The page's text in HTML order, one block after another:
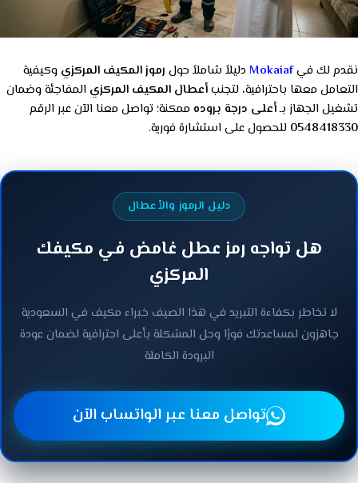
نقدم لك فيMokaiaf دليلاً شاملاً حول رموز المكيف المركزي وكيفية
التعامل معها باحترافية، لتجنبأعطال المكيف المركزي المفاجئة وضمان
تشغيل الجهاز بـأعلى درجة بروده ممكنة؛ تواصل معنا الآن عبر الرقم
0548418330 للحصول على استشارة فورية.